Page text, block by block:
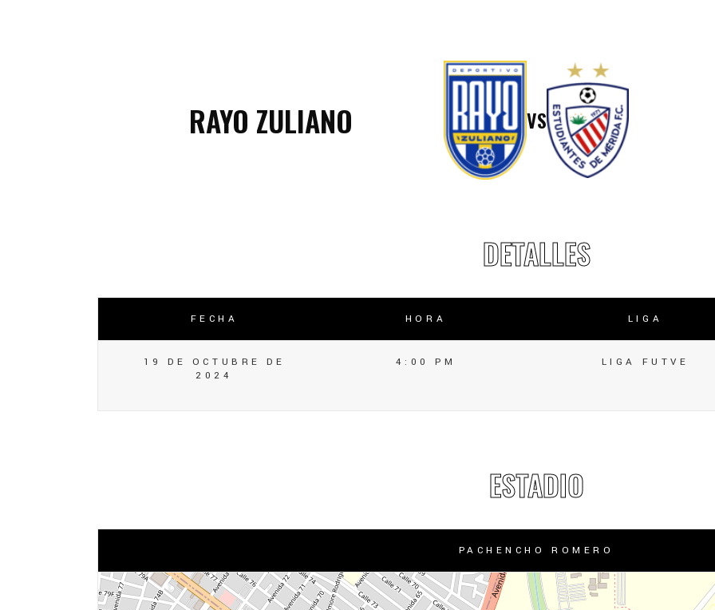
RAYO ZULIANO VS
DETALLES
FECHA HORA LIGA
19 DE OCTUBRE DE
2024
4:00 PM LIGA FUTVE
ESTADIO
PACHENCHO ROMERO